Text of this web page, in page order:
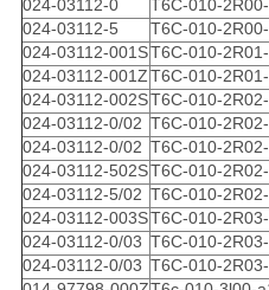
024-03112-0
T6C-010-2R00-
024-03112-5
T6C-010-
024-03112-001ST6C-010-2R01-
024-03112-001ZT6C-010-2R01-
024-03112-002ST6C-010-2R02-
024-03112-0/02 T6C-010-2R02-
024-03112-0/02 T6C-010-2R02-
024-03112-502ST6C-010-
024-03112-5/02 T6C-010-
024-03112-003ST6C-010-2R03-
024-03112-0/03 T6C-010-2R03-
024-03112-0/03 T6C-010-2R03-